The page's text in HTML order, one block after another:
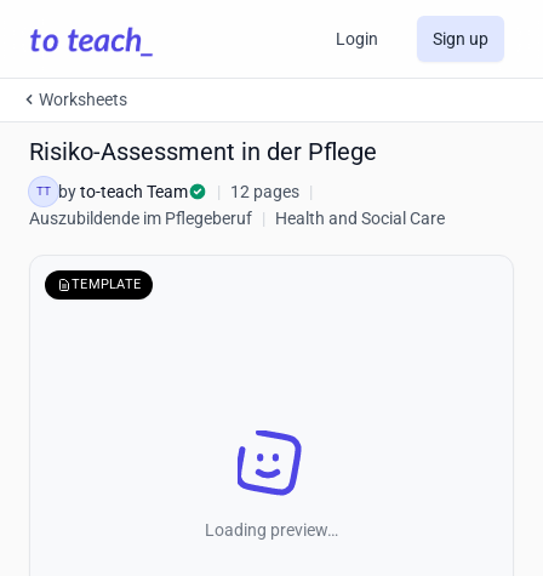
Login Sign up
Worksheets
Risiko-Assessment in der Pflege
TT byto-teach Team | 12 pages |
Auszubildende im Pflegeberuf | Health and Social Care
TEMPLATE
Loading preview…